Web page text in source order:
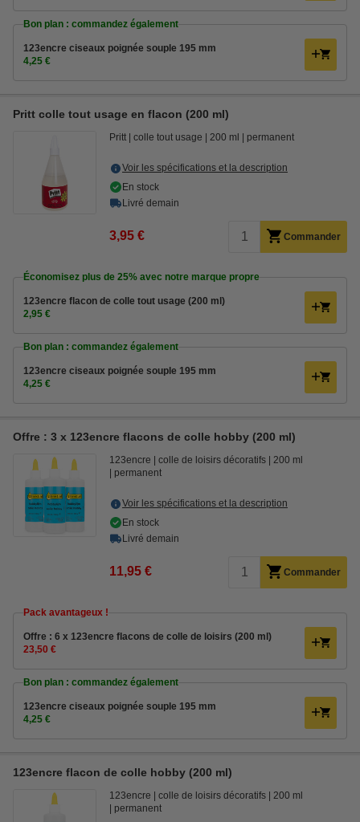
Bon plan : commandez également
123encre ciseaux poignée souple 195 mm
4,25 €
Pritt colle tout usage en flacon (200 ml)
Pritt colle tout usage 200 ml permanent
Voir les spécifications et la description
En stock
Livré demain
3,95 € Commander
Économisez plus de 25% avec notre marque propre
123encre flacon de colle tout usage (200 ml)
2,95 €
Bon plan : commandez également
123encre ciseaux poignée souple 195 mm
4,25 €
Offre : 3 x 123encre flacons de colle hobby (200 ml)
123encre colle de loisirs décoratifs
200 ml
permanent
Voir les spécifications et la description
En stock
Livré demain
11,95 € Commander
Pack avantageux !
Offre : 6 x 123encre flacons de colle de loisirs (200 ml)
23,50 €
Bon plan : commandez également
123encre ciseaux poignée souple 195 mm
4,25 €
123encre flacon de colle hobby (200 ml)
123encre colle de loisirs décoratifs
200 ml
permanent